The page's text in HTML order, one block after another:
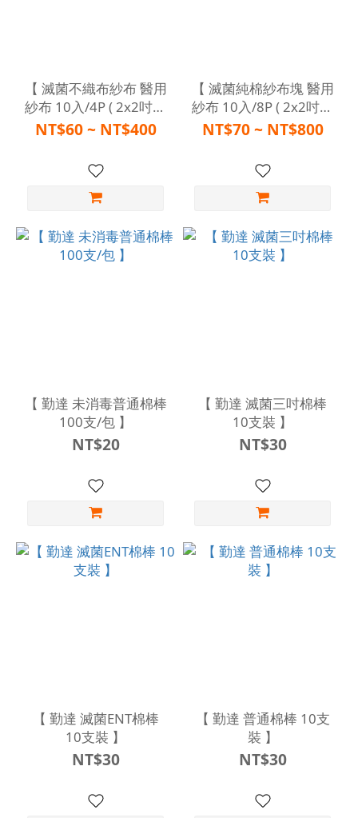
【 滅菌不織布紗布 醫用
紗布 10入/4P ( 2x2吋、
3x3吋、4x4吋 ) (如遇缺
NT$60 ~ NT$400
【 滅菌純棉紗布塊 醫用
紗布 10入/8P ( 2x2吋、
3x3吋、4x4吋 ) (如遇缺
NT$70 ~ NT$800
【 勤達 未消毒普通棉棒
100支/包 】
NT$20
【 勤達 滅菌三吋棉棒
10支裝 】
NT$30
【 勤達 滅菌ENT棉棒
10支裝 】
NT$30
【 勤達 普通棉棒 10支
裝 】
NT$30